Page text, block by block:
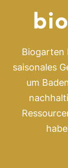
Biogarten
saisonales
um